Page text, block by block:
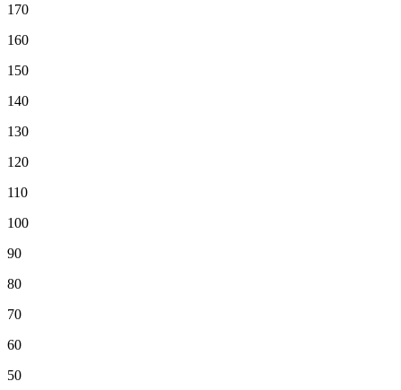
170
160
150
140
130
120
110
100
90
80
70
60
50